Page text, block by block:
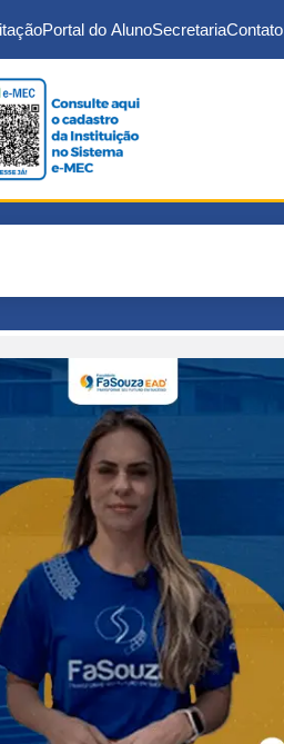
Portal do AlunoSecretariaContato